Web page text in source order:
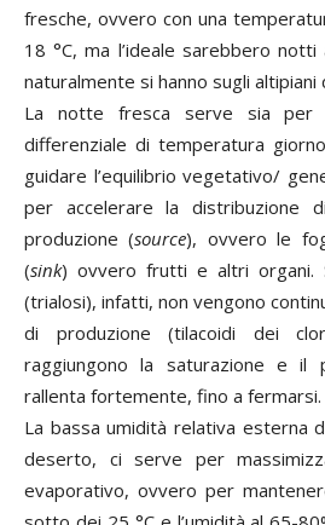
fresche, ovvero con una
18 °C, ma l’ideale sarebbero
naturalmente si hanno sugli altipiani
La notte fresca serve sia per
differenziale di temperatura
guidare l’equilibrio vegetativo/
per accelerare la distribuzione
produzione (source), ovvero le
(sink) ovvero frutti e altri organi.
(trialosi), infatti, non vengono
di produzione (tilacoidi dei
raggiungono la saturazione e il
rallenta fortemente, fino a fermarsi.
La bassa umidità relativa esterna
deserto, ci serve per
evaporativo, ovvero per